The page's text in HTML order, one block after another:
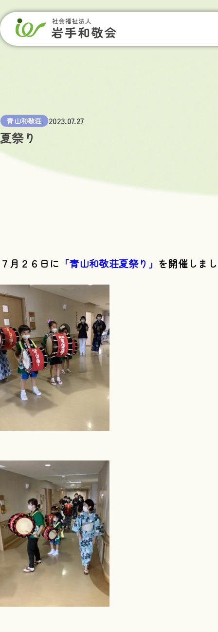
青山和敬荘 2023.07.27
夏祭り
７月２６日に 「青山和敬荘夏祭り」 を開催しま